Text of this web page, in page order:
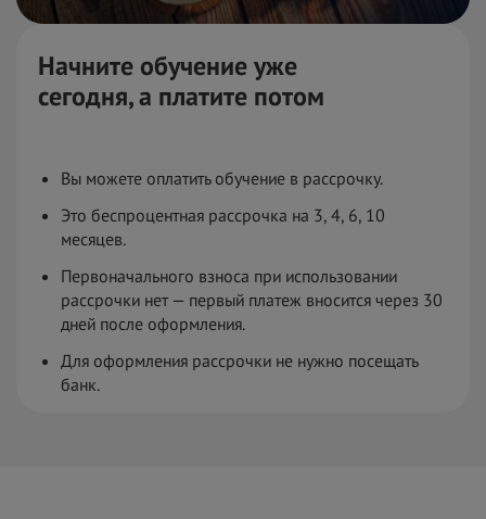
Начните обучение уже
сегодня,а платите потом
Вы можете оплатить обучение в рассрочку.
Это беспроцентная рассрочка на 3, 4, 6, 10
месяцев.
Первоначального взноса при использовании
рассрочки нет — первый платеж вносится через 30
дней после оформления.
Для оформления рассрочки не нужно посещать
банк.